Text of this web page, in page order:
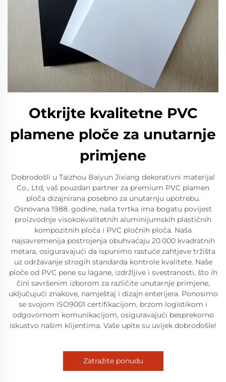
Otkrijte kvalitetne PVC
plamene ploče za unutarnje
primjene
Dobrodošli u Taizhou Baiyun Jixiang dekorativni materijal
Co., Ltd, vaš pouzdan partner za premium PVC plamen
ploča dizajnirana posebno za unutarnju upotrebu.
Osnovana 1988. godine, naša tvrtka ima bogatu povijest
proizvodnje visokokvalitetnih aluminijumskih plastičnih
kompozitnih ploča i PVC pločnih ploča. Naša
najsavremenija postrojenja obuhvaćaju 20.000 kvadratnih
metara, osiguravajući da ispunimo rastuće zahtjeve tržišta
uz održavanje strogih standarda kontrole kvalitete. Naše
ploče od PVC pene su lagane, izdržljive i svestranosti, što ih
čini savršenim izborom za različite unutarnje primjene,
uključujući znakove, namještaj i dizajn enterijera. Ponosimo
se svojom ISO9001 certifikacijom, brzom logistikom i
odgovornom komunikacijom, osiguravajući besprekorno
iskustvo našim klijentima. Vaše upite su uvijek dobrodošle!
Zatražite ponudu